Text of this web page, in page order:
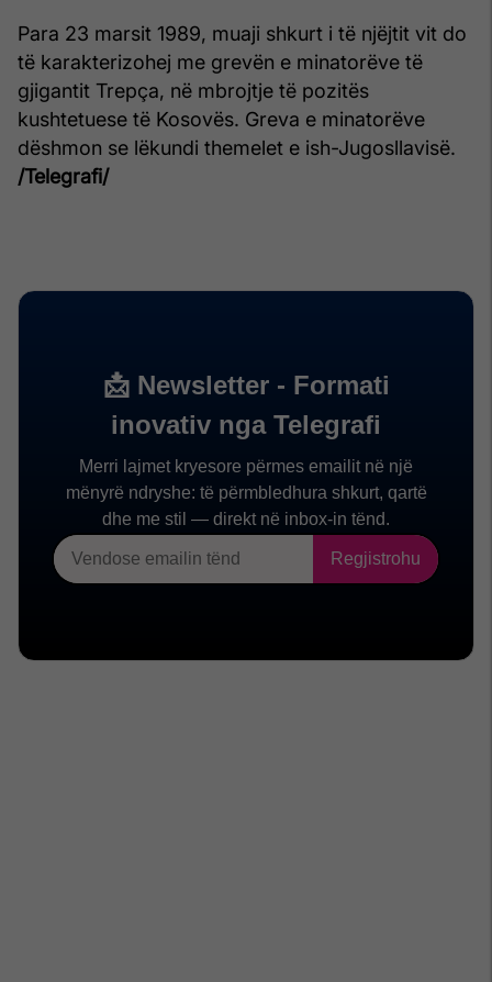
Para 23 marsit 1989, muaji shkurt i të njëjtit vit do
të karakterizohej me grevën e minatorëve të
gjigantit Trepça, në mbrojtje të pozitës
kushtetuese të Kosovës. Greva e minatorëve
dëshmon se lëkundi themelet e ish-Jugosllavisë.
/Telegrafi/